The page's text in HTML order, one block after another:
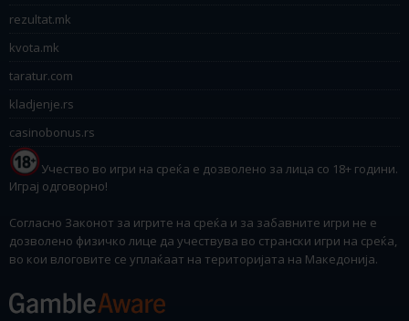
rezultat.mk
kvota.mk
taratur.com
kladjenje.rs
casinobonus.rs
Учество во игри на среќа е дозволено за лица со 18+ години.
Играј одговорно!
Согласно Законот за игрите на среќа и за забавните игри не е
дозволено физичко лице да учествува во странски игри на среќа,
во кои влоговите се уплаќаат на територијата на Македонија.